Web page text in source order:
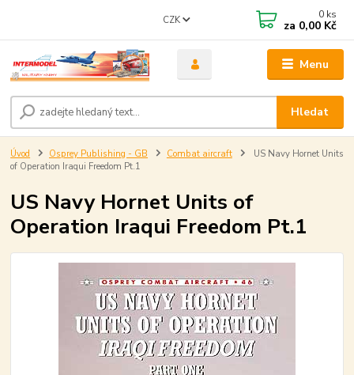
Menu
CZK
Hledat
0 ks
za 0,00 Kč
Úvod Osprey Publishing - GB Combat aircraft
US Navy Hornet Units
of Operation Iraqui Freedom Pt.1
US Navy Hornet Units of
Operation Iraqui Freedom Pt.1